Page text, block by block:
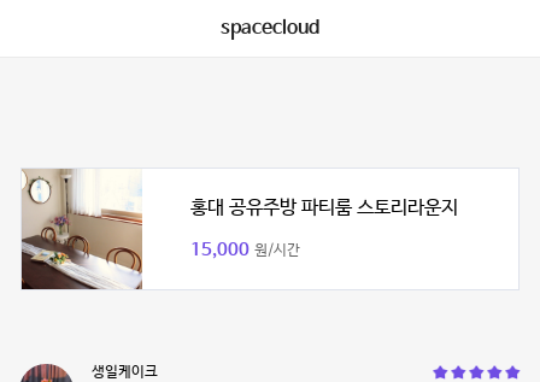
spacecloud
홍대 공유주방 파티룸 스토리라운지
15,000 원/시간
생일케이크